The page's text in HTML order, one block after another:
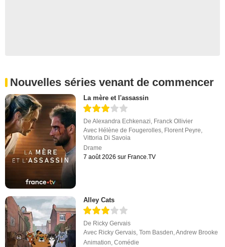
Nouvelles séries venant de commencer
La mère et l'assassin
DeAlexandra Echkenazi, Franck Ollivier
Avec Hélène de Fougerolles, Florent Peyre,
Vittoria Di Savoia
Drame
7 août 2026 sur France.TV
Alley Cats
De Ricky Gervais
Avec Ricky Gervais,Tom Basden,Andrew Brooke
Animation,Comédie